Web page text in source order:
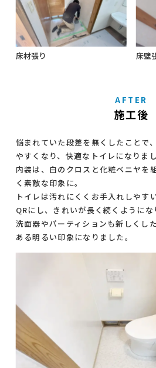
床材張り 床壁
AFTER
施工後
悩まれていた段差を無くしたことで
やすくなり、快適なトイレになりまし
内装は、白のクロスと化粧ベニヤを
く素敵な印象に。
トイレは汚れにくくお手入れしやす
QRにし、きれいが長く続くようにな
洗面器やパーティションも新しくし
ある明るい印象になりました。